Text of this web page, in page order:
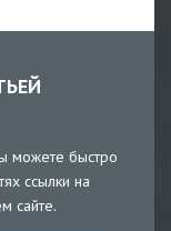
можете быстро
ссылки на
сайте.